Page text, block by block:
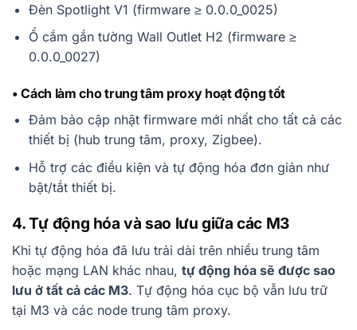
Đèn Spotlight V1 (firmware ≥ 0.0.0_0025)
Ổ cắm gắn tường Wall Outlet H2 (firmware ≥
0.0.0_0027)
• Cách làm cho trung tâm proxy hoạt động tốt
Đảm bảo cập nhật firmware mới nhất cho tất cả các
thiết bị (hub trung tâm, proxy, Zigbee).
Hỗ trợ các điều kiện và tự động hóa đơn giản như
bật/tắt thiết bị.
4. Tự động hóa và sao lưu giữa các M3
Khi tự động hóa đã lưu trải dài trên nhiều trung tâm
hoặc mạng LAN khác nhau, tự động hóa sẽ được sao
lưu ở tất cả các M3. Tự động hóa cục bộ vẫn lưu trữ
tại M3 và các node trung tâm proxy.